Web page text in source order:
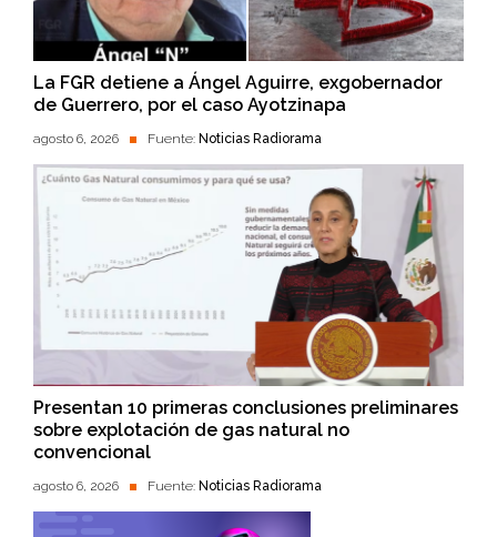
La FGR detiene a Ángel Aguirre, exgobernador
de Guerrero, por el caso Ayotzinapa
agosto 6, 2026 Fuente: Noticias Radiorama
Presentan 10 primeras conclusiones preliminares
sobre explotación de gas natural no
convencional
agosto 6, 2026 Fuente: Noticias Radiorama